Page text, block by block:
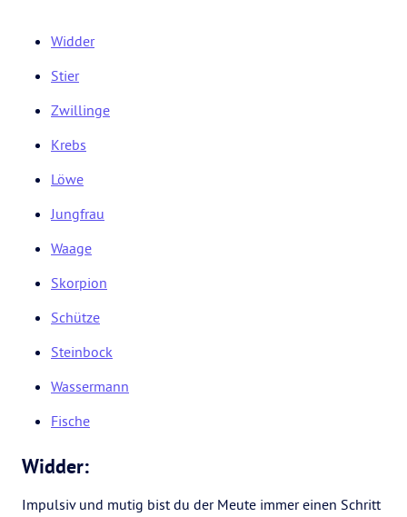
Widder
Stier
Zwillinge
Krebs
Löwe
Jungfrau
Waage
Skorpion
Schütze
Steinbock
Wassermann
Fische
Widder:
Impulsiv und mutig bist du der Meute immer einen Schritt